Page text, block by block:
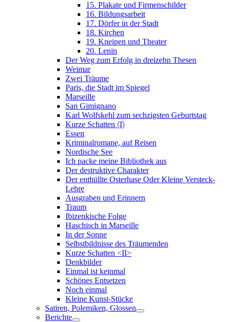
15. Plakate und Firmenschilder
16. Bildungsarbeit
17. Dörfer in der Stadt
18. Kirchen
19. Kneipen und Theater
20. Lenin
Der Weg zum Erfolg in dreizehn Thesen
Weimar
Zwei Träume
Paris, die Stadt im Spiegel
Marseille
San Gimignano
Karl Wolfskehl zum sechzigsten Geburtstag
Kurze Schatten 〈I〉
Essen
Kriminalromane, auf Reisen
Nordische See
Ich packe meine Bibliothek aus
Der destruktive Charakter
Der enthüllte Osterhase Oder Kleine Versteck-
Lehre
Ausgraben und Erinnern
Traum
Ibizenkische Folge
Haschisch in Marseille
In der Sonne
Selbstbildnisse des Träumenden
Kurze Schatten <II>
Denkbilder
Einmal ist keinmal
Schönes Entsetzen
Noch einmal
Kleine Kunst-Stücke
Satiren, Polemiken, Glossen
Berichte